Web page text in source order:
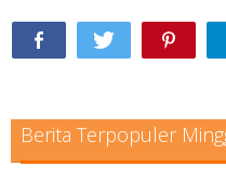
Berita Terpopuler